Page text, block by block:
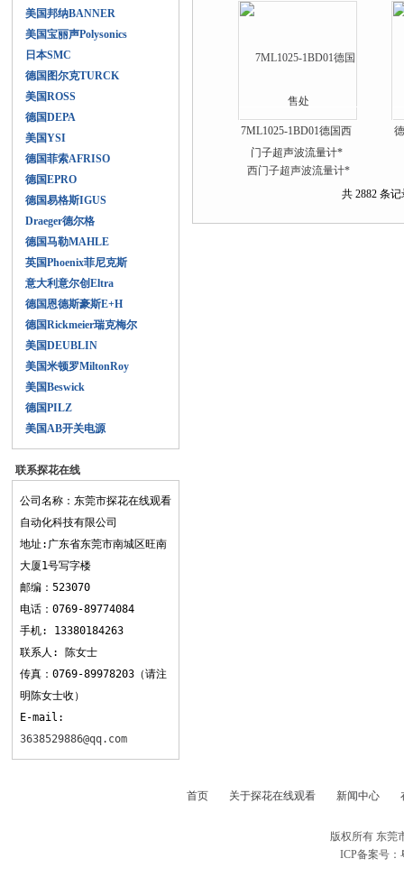
美国邦纳BANNER
美国宝丽声Polysonics
日本SMC
德国图尔克TURCK
美国ROSS
德国DEPA
美国YSI
德国菲索AFRISO
德国EPRO
德国易格斯IGUS
Draeger德尔格
德国马勒MAHLE
英国Phoenix菲尼克斯
意大利意尔创Eltra
德国恩德斯豪斯E+H
德国Rickmeier瑞克梅尔
美国DEUBLIN
美国米顿罗MiltonRoy
美国Beswick
德国PILZ
美国AB开关电源
联系探花在线
观看
公司名称：东莞市探花在线观看
自动化科技有限公司
地址:广东省东莞市南城区旺南
大厦1号写字楼
邮编：523070
电话：0769-89774084
手机: 13380184263
联系人: 陈女士
传真：0769-89978203（请注
明陈女士收）
E-mail:
3638529886@qq.com
7ML1025-1BD01德国西
门子超声波流量计*
共 2882 条记
首页 关于探花在线观看 新闻中心
版权所有 东莞
ICP备案号：